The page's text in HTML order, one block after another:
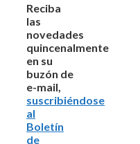
Reciba
las
novedades
quincenalmente
en su
buzón de
e-mail,
suscribiéndose
al
Boletín
de